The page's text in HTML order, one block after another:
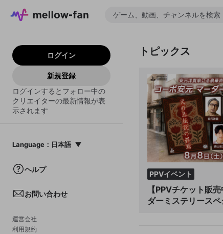
ログイン
新規登録
ログインするとフォロー中の
クリエイターの最新情報が表
示されます
Language ： 日本語
中文(簡体)
ヘルプ
お問い合わせ
運営会社
利用規約
トピックス
PPVイベント
【PPVチケット販
ダーミステリース